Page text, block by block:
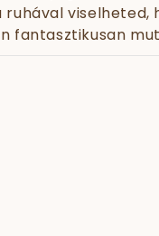
viselheted,
fantasztikusan